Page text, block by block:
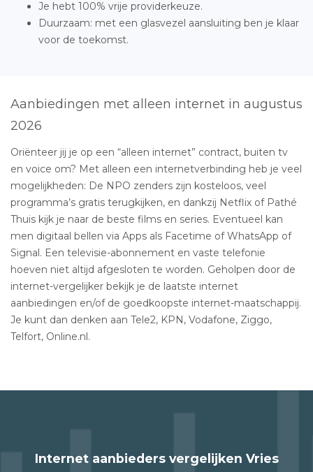
Je hebt 100% vrije providerkeuze.
Duurzaam: met een glasvezel aansluiting ben je klaar
voor de toekomst.
Aanbiedingen met alleen internet in augustus
2026
Oriënteer jij je op een “alleen internet” contract, buiten tv
en voice om? Met alleen een internetverbinding heb je veel
mogelijkheden: De NPO zenders zijn kosteloos, veel
programma’s gratis terugkijken, en dankzij Netflix of Pathé
Thuis kijk je naar de beste films en series. Eventueel kan
men digitaal bellen via Apps als Facetime of WhatsApp of
Signal. Een televisie-abonnement en vaste telefonie
hoeven niet altijd afgesloten te worden. Geholpen door de
internet-vergelijker bekijk je de laatste internet
aanbiedingen en/of de goedkoopste internet-maatschappij.
Je kunt dan denken aan Tele2, KPN, Vodafone, Ziggo,
Telfort, Online.nl.
Internet aanbieders vergelijken Vries